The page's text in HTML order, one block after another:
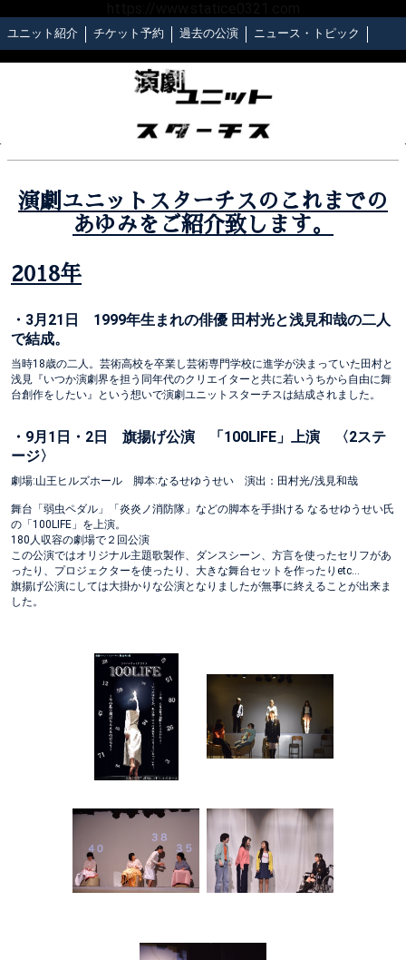
ユニット紹介 チケット予約 過去の公演 ニュース・トピック
演劇ユニットスターチスのこれまでの
あゆみをご紹介致します。
2018年
・3月21日 1999年生まれの俳優 田村光と浅見和哉の二人
で結成。
当時18歳の二人。芸術高校を卒業し芸術専門学校に進学が決まっていた田村と
浅見『いつか演劇界を担う同年代のクリエイターと共に若いうちから自由に舞
台創作をしたい』という想いで演劇ユニットスターチスは結成されました。
・9月1日・2日 旗揚げ公演 「100LIFE」上演 〈2ステ
ージ〉
劇場:山王ヒルズホール 脚本:なるせゆうせい 演出：田村光/浅見和哉
舞台「弱虫ペダル」「炎炎ノ消防隊」などの脚本を手掛ける なるせゆうせい氏
の「100LIFE」を上演。
180人収容の劇場で２回公演
この公演ではオリジナル主題歌製作、ダンスシーン、方言を使ったセリフがあ
ったり、プロジェクターを使ったり、大きな舞台セットを作ったりetc…
旗揚げ公演にしては大掛かりな公演となりましたが無事に終えることが出来ま
した。